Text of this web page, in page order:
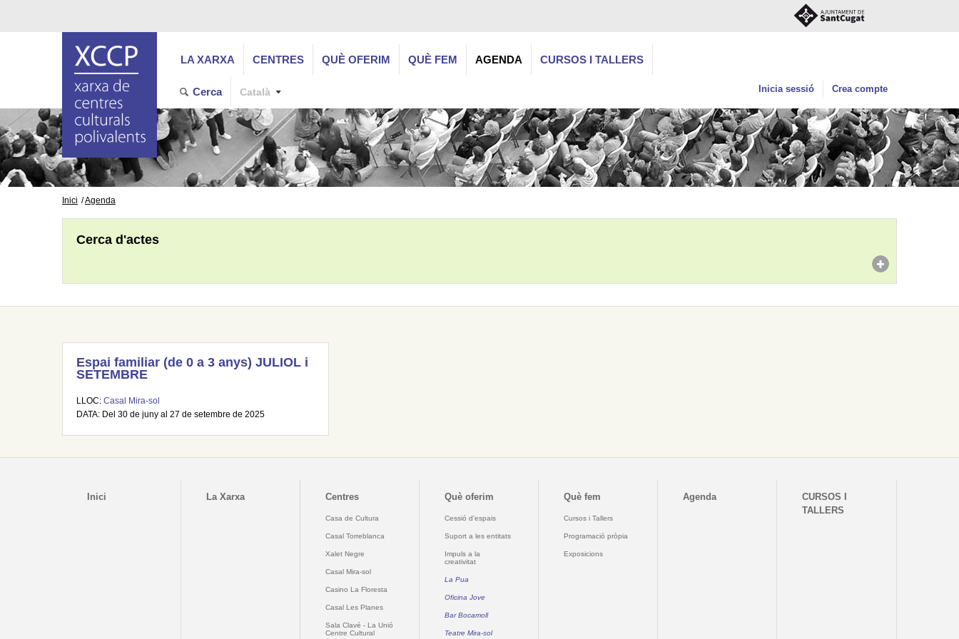
LA XARXA CENTRES QUÈ OFERIM QUÈ FEM AGENDA CURSOS I TALLERS
Cerca Català Inicia sessió Crea compte
Inici Agenda
Cerca d'actes
Espai familiar (de 0 a 3 anys) JULIOL i
SETEMBRE
LLOC: Casal Mira-sol
DATA: Del 30 de juny al 27 de setembre de 2025
Inici La Xarxa Centres
Casa de Cultura
Casal Torreblanca
Xalet Negre
Casal Mira-sol
Casino La Floresta
Casal Les Planes
Sala Clavé - La Unió
Centre Cultural
Què oferim
Cessió d'espais
Suport a les entitats
Impuls a la
creativitat
La Pua
Oficina Jove
Bar Bocamoll
Teatre Mira-sol
Què fem
Cursos i Tallers
Programació pròpia
Exposicions
Agenda
CURSOS I
TALLERS